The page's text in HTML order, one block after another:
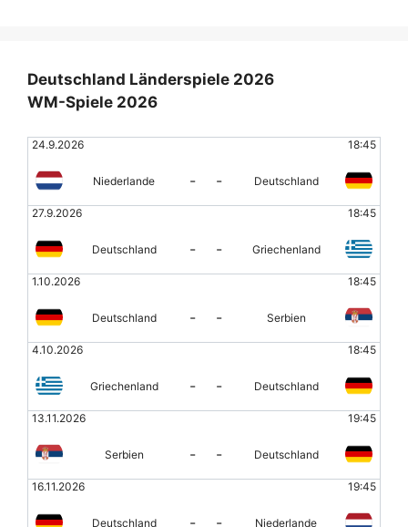
Deutschland Länderspiele 2026
WM-Spiele 2026
24.9.2026 18:45
Niederlande - - Deutschland
27.9.2026 18:45
Deutschland - - Griechenland
1.10.2026 18:45
Deutschland - - Serbien
4.10.2026 18:45
Griechenland - - Deutschland
13.11.2026 19:45
Serbien - - Deutschland
16.11.2026 19:45
Deutschland - - Niederlande